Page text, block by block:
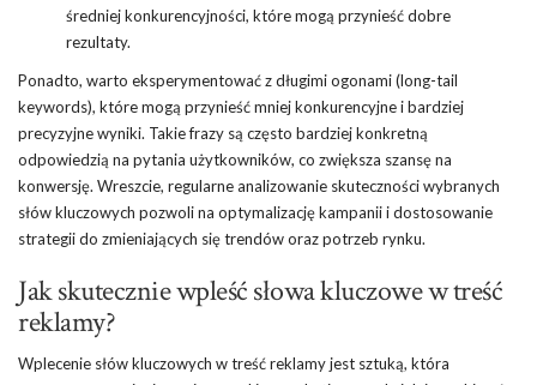
średniej konkurencyjności, które mogą przynieść dobre
rezultaty.
Ponadto, warto eksperymentować z długimi ogonami (long-tail
keywords), które mogą przynieść mniej konkurencyjne i bardziej
precyzyjne wyniki. Takie frazy są często bardziej konkretną
odpowiedzią na pytania użytkowników, co zwiększa szansę na
konwersję. Wreszcie, regularne analizowanie skuteczności wybranych
słów kluczowych pozwoli na optymalizację kampanii i dostosowanie
strategii do zmieniających się trendów oraz potrzeb rynku.
Jak skutecznie wpleść słowa kluczowe w treść
reklamy?
Wplecenie słów kluczowych w treść reklamy jest sztuką, która